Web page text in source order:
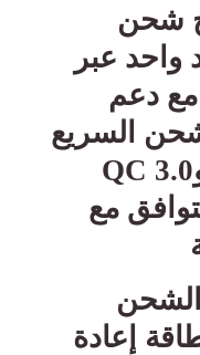
شحن
عبر
مع دعم
السريع
QC 3.0
مع
إعادة